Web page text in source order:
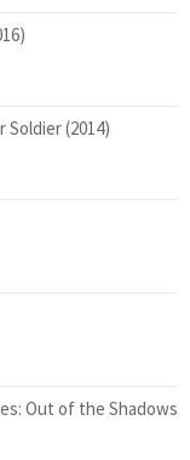
Soldier (2014)
Out of the Shadows